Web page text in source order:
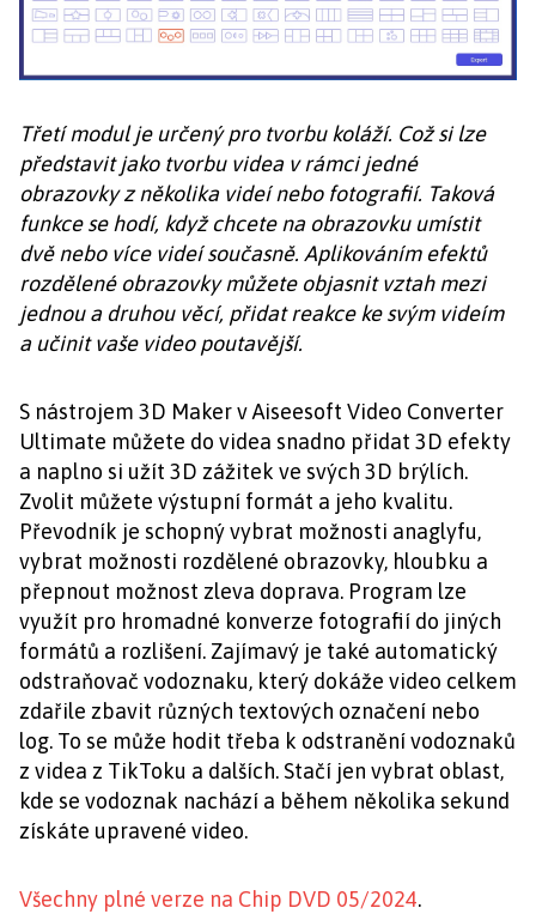
Třetí modul je určený pro tvorbu koláží. Což si lze
představit jako tvorbu videa v rámci jedné
obrazovky z několika videí nebo fotografií. Taková
funkce se hodí, když chcete na obrazovku umístit
dvě nebo více videí současně. Aplikováním efektů
rozdělené obrazovky můžete objasnit vztah mezi
jednou a druhou věcí, přidat reakce ke svým videím
a učinit vaše video poutavější.
S nástrojem 3D Maker v Aiseesoft Video Converter
Ultimate můžete do videa snadno přidat 3D efekty
a naplno si užít 3D zážitek ve svých 3D brýlích.
Zvolit můžete výstupní formát a jeho kvalitu.
Převodník je schopný vybrat možnosti anaglyfu,
vybrat možnosti rozdělené obrazovky, hloubku a
přepnout možnost zleva doprava. Program lze
využít pro hromadné konverze fotografií do jiných
formátů a rozlišení. Zajímavý je také automatický
odstraňovač vodoznaku, který dokáže video celkem
zdařile zbavit různých textových označení nebo
log. To se může hodit třeba k odstranění vodoznaků
z videa z TikToku a dalších. Stačí jen vybrat oblast,
kde se vodoznak nachází a během několika sekund
získáte upravené video.
Všechny plné verze na Chip DVD 05/2024.